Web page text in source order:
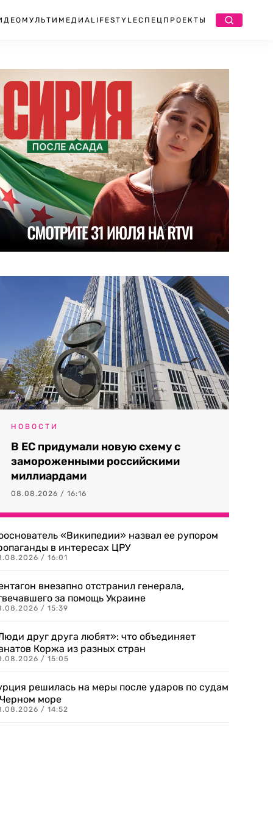
МУЛЬТИМЕДИА LIFESTYLEСПЕЦПРОЕКТЫ
НОВОСТИ
В ЕС придумали новую схему с
замороженными российскими
миллиардами
08.08.2026 / 16:16
«Википедии» назвал ее рупором
в интересах ЦРУ
/ 16:01
внезапно отстранил генерала,
за помощь Украине
/ 15:39
друг друга любят»: что объединяет
Коржа из разных стран
/ 15:05
решилась на меры после ударов по судам
море
/ 14:52